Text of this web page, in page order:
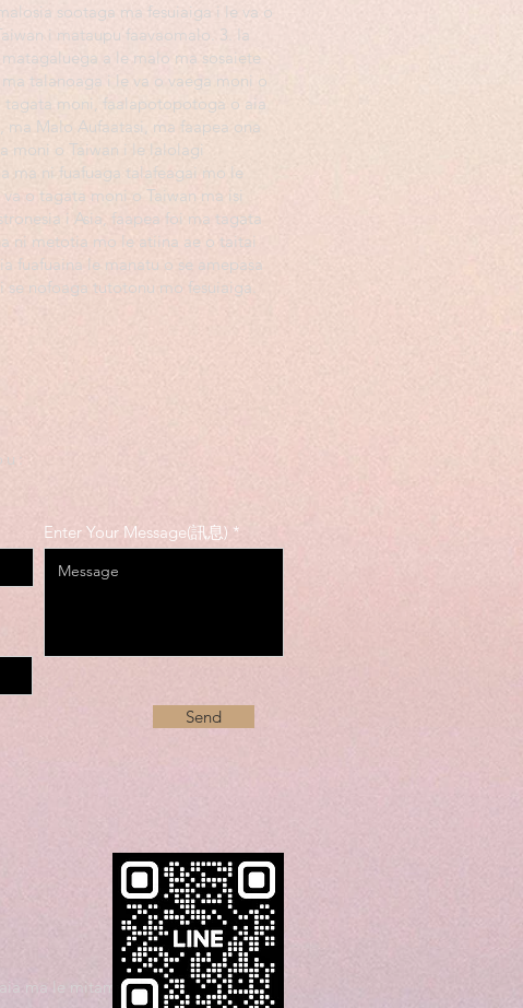
sootaga ma fesuiaiga i le va o
i mataupu faavaomalo. 3. Ia
a le malo ma sosaiete
talanoaga i le va o vaega moni o
tagata moni, faalapotopotoga o aia
Malo Aufaatasi, ma faapea ona
moni o Taiwan i le lalolagi
ma ni fuafuaga talafeagai mo le
o tagata moni o Taiwan ma isi
i Asia, faapea foi ma tagata
ni metotia mo le atiina ae o taitai
fuafuaina le manatu o se amepasa
nofoaga tutotonu mo fesuiaiga.
Enter Your Message(訊息)
Send
ma le mitamita faatasi ma le